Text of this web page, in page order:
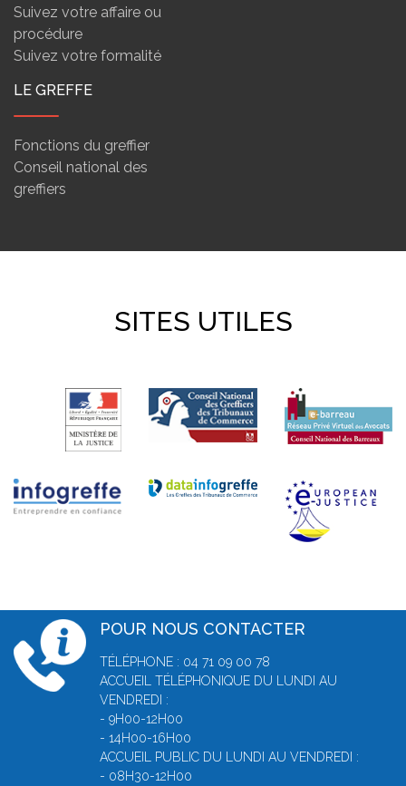
Suivez votre affaire ou
procédure
Suivez votre formalité
LE GREFFE
Fonctions du greffier
Conseil national des
greffiers
SITES UTILES
POUR NOUS CONTACTER
TÉLÉPHONE : 04 71 09 00 78
ACCUEIL TÉLÉPHONIQUE DU LUNDI AU
VENDREDI :
- 9H00-12H00
- 14H00-16H00
ACCUEIL PUBLIC DU LUNDI AU VENDREDI :
- 08H30-12H00